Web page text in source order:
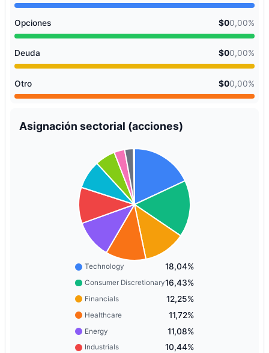
Opciones $00,00%
Deuda $00,00%
Otro $00,00%
Asignación sectorial (acciones)
Technology 18,04%
Consumer Discretionary16,43%
Financials 12,25%
Healthcare 11,72%
Energy 11,08%
Industrials 10,44%